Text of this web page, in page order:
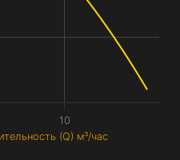
(Q) м³/час
10